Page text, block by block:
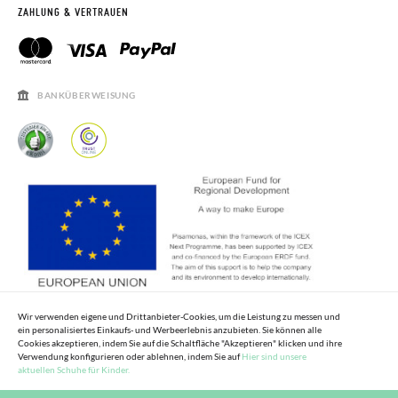
PISAMONAS CLUB
RECHTSHINWEISE
SALE
RETOURE BEANTRAGEN
KONTAKT
ÖFFNUNGSZEITEN
HÄUFIGKEIT DER BEANTWORTUNG VON FRAGEN
ZAHLUNG & VERTRAUEN
BANKÜBERWEISUNG
Wir verwenden eigene und Drittanbieter-Cookies, um die Leistung zu messen und
ein personalisiertes Einkaufs- und Werbeerlebnis anzubieten. Sie können alle
Cookies akzeptieren, indem Sie auf die Schaltfläche "Akzeptieren" klicken und ihre
Verwendung konfigurieren oder ablehnen, indem Sie aufHier sind unsere
aktuellen Schuhe für Kinder.